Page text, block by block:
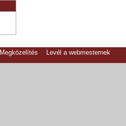
Megközelítés Levél a webmesternek